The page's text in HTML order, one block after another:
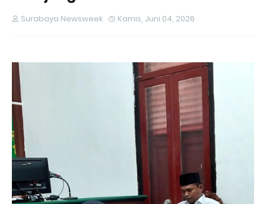
Surabaya Newsweek Kamis, Juni 04, 2026